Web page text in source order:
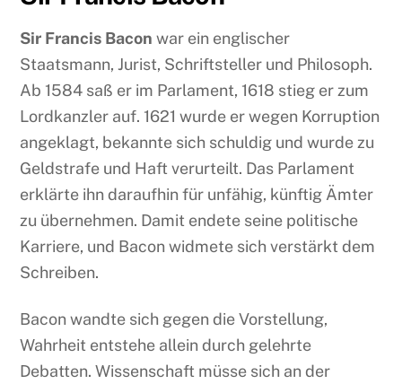
Sir Francis Bacon war ein englischer
Staatsmann, Jurist, Schriftsteller und Philosoph.
Ab 1584 saß er im Parlament, 1618 stieg er zum
Lordkanzler auf. 1621 wurde er wegen Korruption
angeklagt, bekannte sich schuldig und wurde zu
Geldstrafe und Haft verurteilt. Das Parlament
erklärte ihn daraufhin für unfähig, künftig Ämter
zu übernehmen. Damit endete seine politische
Karriere, und Bacon widmete sich verstärkt dem
Schreiben.
Bacon wandte sich gegen die Vorstellung,
Wahrheit entstehe allein durch gelehrte
Debatten. Wissenschaft müsse sich an der